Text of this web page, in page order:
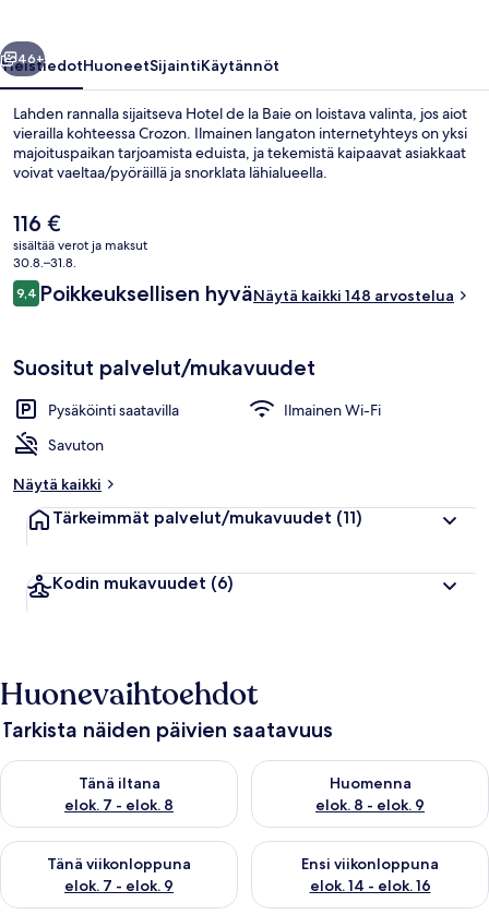
Kahden hengen comfort-huone,
Seuraava
46+
YleistiedotHuoneetSijaintiKäytännöt
Lahden rannalla sijaitseva Hotel de la Baie on loistava valinta, jos aiot
vierailla kohteessa Crozon. Ilmainen langaton internetyhteys on yksi
majoituspaikan tarjoamista eduista, ja tekemistä kaipaavat asiakkaat
voivat vaeltaa/pyöräillä ja snorklata lähialueella.
Nykyinen
hinta
on
116 €
116 €
sisältää verot ja maksut
30.8.–31.8.
Arvostelut
9,49,4 kautta 10.
Poikkeuksellisen hyväNäytä kaikki 148 arvostelua
Suositut palvelut/mukavuudet
Pysäköinti saatavilla
Ilmainen Wi-Fi
Savuton
Näytä kaikki
Tärkeimmät palvelut/mukavuudet (11)
Kodin mukavuudet (6)
Huonevaihtoehdot
Tarkista näiden päivien saatavuus
Tänä iltana
elok. 7 - elok. 8
Tarkista tämän illan saatavuus elok. 7 - elok. 8
Huomenna
elok. 8 - elok. 9
Tarkista huomisen saatavuus
Tänä viikonloppuna
elok. 7 - elok. 9
Tarkista tämän viikonlopun saatavuus elok. 7 - elok. 9
Ensi viikonloppuna
elok. 14 - elok. 16
Tarkista ensi viikonlopun